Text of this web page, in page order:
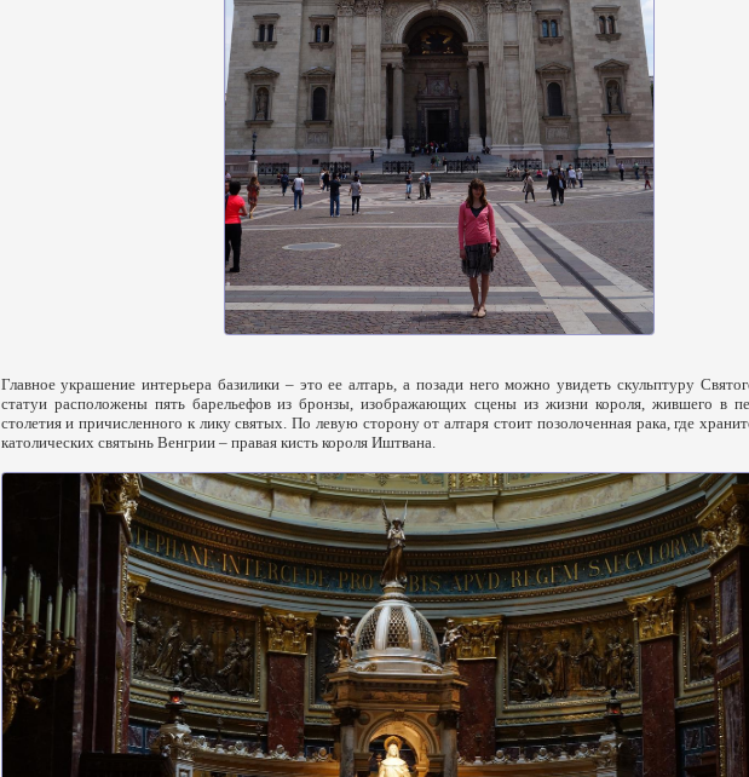
Главное украшение интерьера базилики – это ее алтарь, а позади него можно увидеть скульптуру
статуи расположены пять барельефов из бронзы, изображающих сцены из жизни короля, жившего в
столетия и причисленного к лику святых. По левую сторону от алтаря стоит позолоченная рака, где
католических святынь Венгрии – правая кисть короля Иштвана.